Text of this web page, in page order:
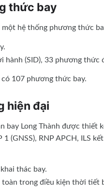
thức bay
hệ thống phương thức
(SID), 33 phương thức
có 107 phương thức bay.
hiện đại
bay Long Thành được thiết
(GNSS), RNP APCH, ILS
thác bay.
toàn trong điều kiện thời tiết